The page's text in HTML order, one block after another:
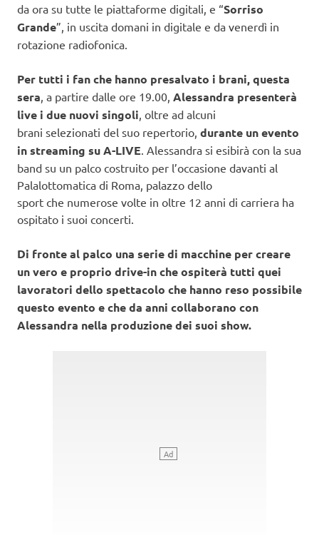
da ora su tutte le piattaforme digitali, e “Sorriso
Grande”, in uscita domani in digitale e da venerdì in
rotazione radiofonica.
Per tutti i fan che hanno presalvato i brani, questa
sera , a partire dalle ore 19.00, Alessandra presenterà
live i due nuovi singoli , oltre ad alcuni
brani selezionati del suo repertorio, durante un evento
in streaming su A-LIVE . Alessandra si esibirà con la sua
band su un palco costruito per l’occasione davanti al
Palalottomatica di Roma, palazzo dello
sport che numerose volte in oltre 12 anni di carriera ha
ospitato i suoi concerti.
Di fronte al palco una serie di macchine per creare
un vero e proprio drive-in che ospiterà tutti quei
lavoratori dello spettacolo che hanno reso possibile
questo evento e che da anni collaborano con
Alessandra nella produzione dei suoi show.